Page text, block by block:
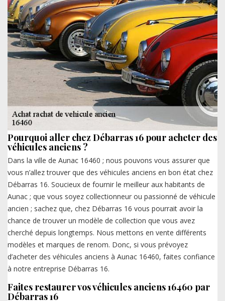
Pourquoi aller chez Débarras 16 pour acheter des
véhicules anciens ?
Dans la ville de Aunac 16460 ; nous pouvons vous assurer que
vous n’allez trouver que des véhicules anciens en bon état chez
Débarras 16. Soucieux de fournir le meilleur aux habitants de
Aunac ; que vous soyez collectionneur ou passionné de véhicule
ancien ; sachez que, chez Débarras 16 vous pourrait avoir la
chance de trouver un modèle de collection que vous avez
cherché depuis longtemps. Nous mettons en vente différents
modèles et marques de renom. Donc, si vous prévoyez
d’acheter des véhicules anciens à Aunac 16460, faites confiance
à notre entreprise Débarras 16.
Faites restaurer vos véhicules anciens 16460 par
Débarras 16